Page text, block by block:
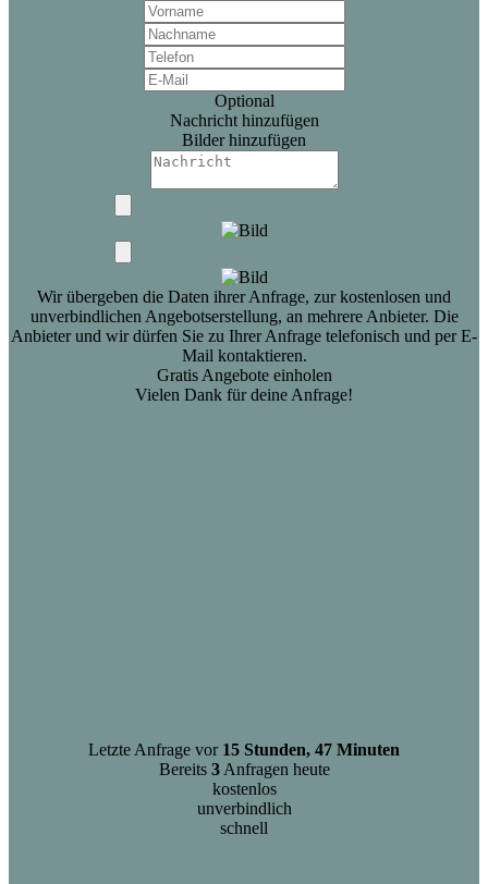
Optional
Nachricht hinzufügen
Bilder hinzufügen
Wir übergeben die Daten ihrer Anfrage, zur kostenlosen und
unverbindlichen Angebotserstellung, an mehrere Anbieter. Die
Anbieter und wir dürfen Sie zu Ihrer Anfrage telefonisch und per E-
Mail kontaktieren.
Gratis Angebote einholen
Vielen Dank für deine Anfrage!
Letzte Anfrage vor 15 Stunden, 47 Minuten
Bereits 3Anfragen heute
kostenlos
unverbindlich
schnell